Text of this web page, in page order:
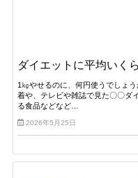
ダイエットに平均いく
1㎏やせるのに、何円使うでしょ
着や、テレビや雑誌で見た〇〇ダ
る食品などなど…
2026年5月25日